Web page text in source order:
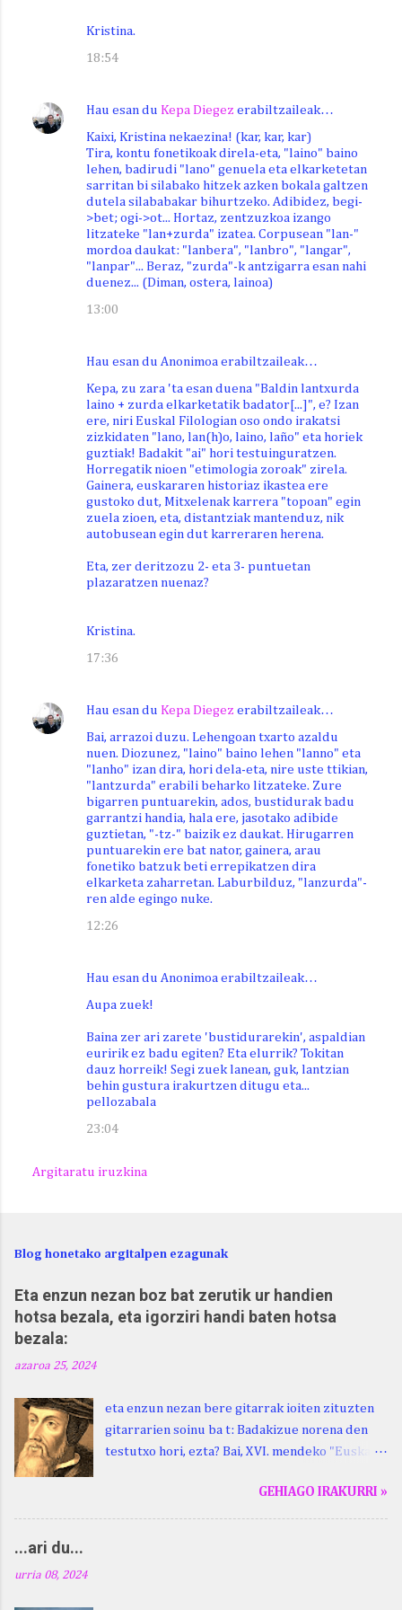
Kristina.
18:54
Hau esan du Kepa Diegez erabiltzaileak…
Kaixi, Kristina nekaezina! (kar, kar, kar)
Tira, kontu fonetikoak direla-eta, "laino" baino
lehen, badirudi "lano" genuela eta elkarketetan
sarritan bi silabako hitzek azken bokala galtzen
dutela silababakar bihurtzeko. Adibidez, begi-
>bet; ogi->ot... Hortaz, zentzuzkoa izango
litzateke "lan+zurda" izatea. Corpusean "lan-"
mordoa daukat: "lanbera", "lanbro", "langar",
"lanpar"... Beraz, "zurda"-k antzigarra esan nahi
duenez... (Diman, ostera, lainoa)
13:00
Hau esan du Anonimoa erabiltzaileak…
Kepa, zu zara 'ta esan duena "Baldin lantxurda
laino + zurda elkarketatik badator[...]", e? Izan
ere, niri Euskal Filologian oso ondo irakatsi
zizkidaten "lano, lan(h)o, laino, laño" eta horiek
guztiak! Badakit "ai" hori testuinguratzen.
Horregatik nioen "etimologia zoroak" zirela.
Gainera, euskararen historiaz ikastea ere
gustoko dut, Mitxelenak karrera "topoan" egin
zuela zioen, eta, distantziak mantenduz, nik
autobusean egin dut karreraren herena.
Eta, zer deritzozu 2- eta 3- puntuetan
plazaratzen nuenaz?
Kristina.
17:36
Hau esan du Kepa Diegez erabiltzaileak…
Bai, arrazoi duzu. Lehengoan txarto azaldu
nuen. Diozunez, "laino" baino lehen "lanno" eta
"lanho" izan dira, hori dela-eta, nire uste ttikian,
"lantzurda" erabili beharko litzateke. Zure
bigarren puntuarekin, ados, bustidurak badu
garrantzi handia, hala ere, jasotako adibide
guztietan, "-tz-" baizik ez daukat. Hirugarren
puntuarekin ere bat nator, gainera, arau
fonetiko batzuk beti errepikatzen dira
elkarketa zaharretan. Laburbilduz, "lanzurda"-
ren alde egingo nuke.
12:26
Hau esan du Anonimoa erabiltzaileak…
Aupa zuek!
Baina zer ari zarete 'bustidurarekin', aspaldian
euririk ez badu egiten? Eta elurrik? Tokitan
dauz horreik! Segi zuek lanean, guk, lantzian
behin gustura irakurtzen ditugu eta...
pellozabala
23:04
Argitaratu iruzkina
Blog honetako argitalpen ezagunak
Eta enzun nezan boz bat zerutik ur handien
hotsa bezala, eta igorziri handi baten hotsa
bezala:
azaroa 25, 2024
eta enzun nezan bere gitarrak ioiten zituzten
gitarrarien soinu ba t: Badakizue norena den
testutxo hori, ezta? Bai, XVI. mendeko "Euskara
justuri...) hitza berari ikasi genion aspaldixe.
Kontua da, beraren sorterrian, Beskoizen,
GEHIAGO IRAKURRI »
...ari du...
urria 08, 2024